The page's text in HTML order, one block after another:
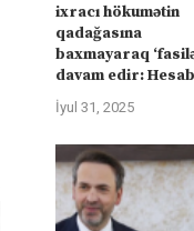
ixracı hökumətin
qadağasına
baxmayaraq
davam edir:
İyul 31, 2025